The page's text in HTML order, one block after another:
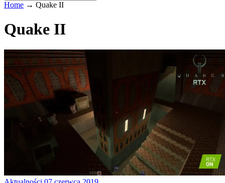
Home → Quake II
Quake II